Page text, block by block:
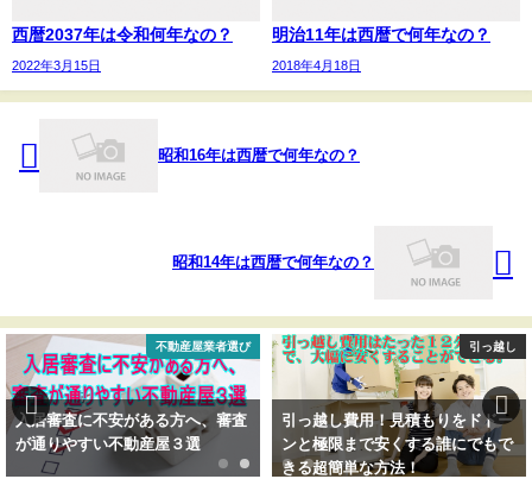
西暦2037年は令和何年なの？
2022年3月15日
明治11年は西暦で何年なの？
2018年4月18日
昭和16年は西暦で何年なの？
昭和14年は西暦で何年なの？
不動産屋業者選び
入居審査に不安がある方へ、審査
が通りやすい不動産屋３選
引っ越し
引っ越し費用！見積もりをドドー
ンと極限まで安くする誰にでもで
きる超簡単な方法！